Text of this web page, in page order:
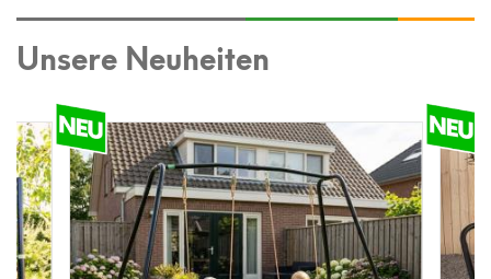
Unsere Neuheiten